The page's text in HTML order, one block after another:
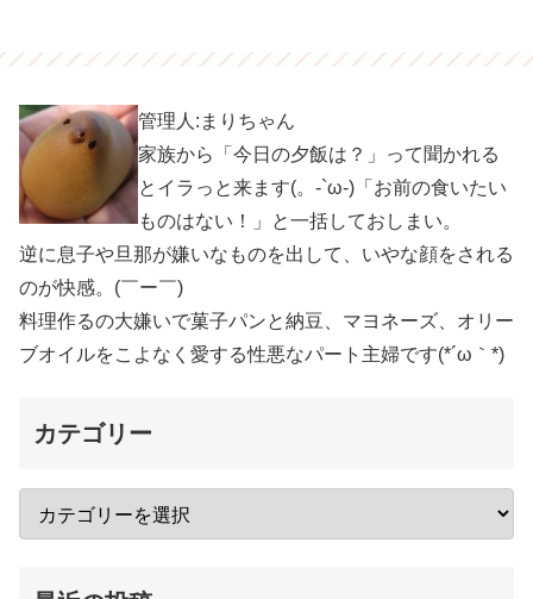
管理人:まりちゃん
家族から「今日の夕飯は？」って聞かれる
とイラっと来ます(。-`ω-)「お前の食いたい
ものはない！」と一括しておしまい。
逆に息子や旦那が嫌いなものを出して、いやな顔をされる
のが快感。(￣ー￣)
料理作るの大嫌いで菓子パンと納豆、マヨネーズ、オリー
ブオイルをこよなく愛する性悪なパート主婦です(*´ω｀*)
カテゴリー